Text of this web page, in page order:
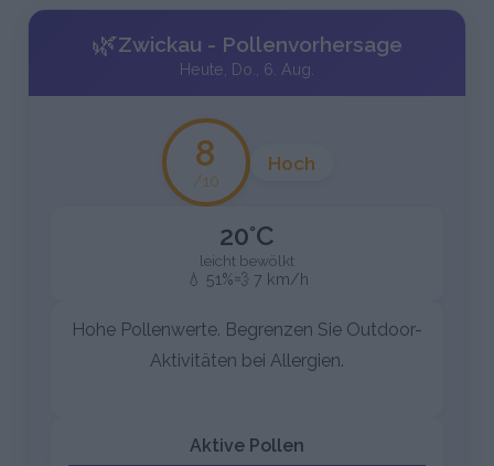
🌿Zwickau - Pollenvorhersage
Heute, Do., 6. Aug.
8
/10
Hoch
20°C
leicht bewölkt
💧 51%💨 7 km/h
Hohe Pollenwerte. Begrenzen Sie Outdoor-
Aktivitäten bei Allergien.
Aktive Pollen